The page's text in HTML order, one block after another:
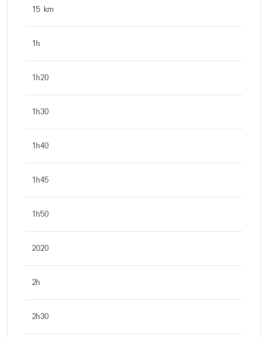
15 km
1h
1h20
1h30
1h40
1h45
1h50
2020
2h
2h30